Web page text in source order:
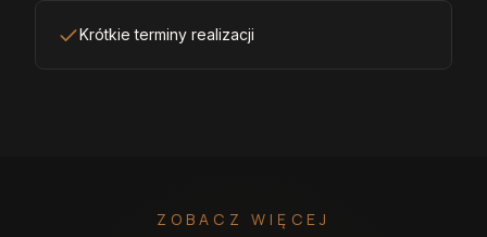
Krótkie terminy realizacji
ZOBACZ WIĘCEJ